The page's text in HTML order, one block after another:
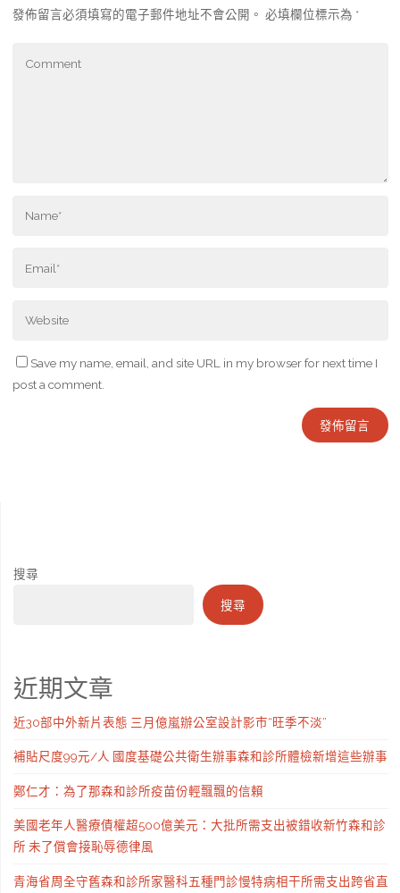
發佈留言必須填寫的電子郵件地址不會公開。 必填欄位標示為 *
Save my name, email, and site URL in my browser for next time I
post a comment.
搜尋
搜尋
近期文章
近30部中外新片表態 三月億嵐辦公室設計影市“旺季不淡”
補貼尺度99元/人 國度基礎公共衛生辦事森和診所體檢新增這些辦事
鄭仁才：為了那森和診所疫苗份輕飄飄的信賴
美國老年人醫療債權超500億美元：大批所需支出被錯收新竹森和診
所 未了償會接恥辱德律風
青海省周全守舊森和診所家醫科五種門診慢特病相干所需支出跨省直